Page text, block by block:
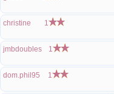
christine 1
jmbdoubles 1
dom.phil95 1